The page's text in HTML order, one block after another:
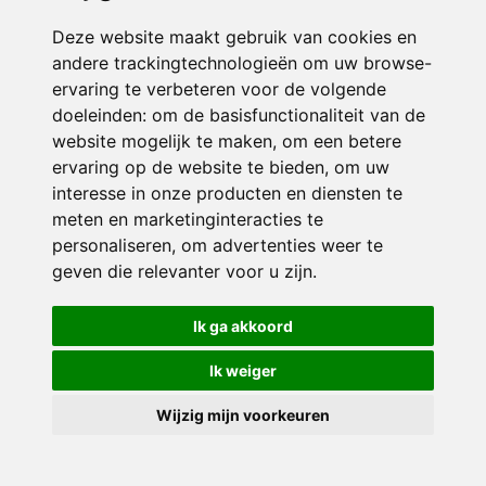
Deze website maakt gebruik van cookies en
andere trackingtechnologieën om uw browse-
ervaring te verbeteren voor de volgende
doeleinden: om de basisfunctionaliteit van de
website mogelijk te maken, om een betere
ervaring op de website te bieden, om uw
interesse in onze producten en diensten te
meten en marketinginteracties te
personaliseren, om advertenties weer te
geven die relevanter voor u zijn.
Ik ga akkoord
Ik weiger
Wijzig mijn voorkeuren
© 2026 Sint Jozef | Alle rechten voorbehouden
Privacy policy|Disclaimer| Klachtenregeling|RSIN en Anbi
voorkeuren
Crealisatie The MindOffice